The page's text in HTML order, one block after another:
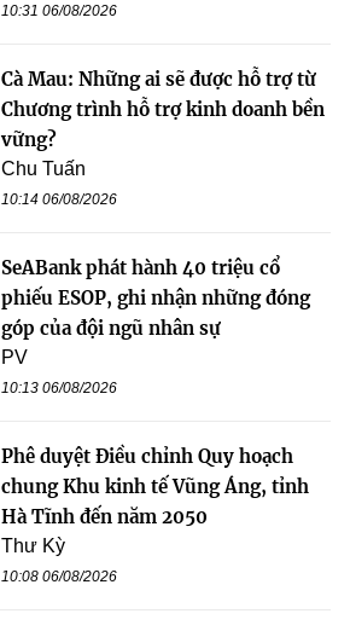
10:31 06/08/2026
Cà Mau: Những ai sẽ được hỗ trợ từ
Chương trình hỗ trợ kinh doanh bền
vững?
Chu Tuấn
10:14 06/08/2026
SeABank phát hành 40 triệu cổ
phiếu ESOP, ghi nhận những đóng
góp của đội ngũ nhân sự
PV
10:13 06/08/2026
Phê duyệt Điều chỉnh Quy hoạch
chung Khu kinh tế Vũng Áng, tỉnh
Hà Tĩnh đến năm 2050
Thư Kỳ
10:08 06/08/2026